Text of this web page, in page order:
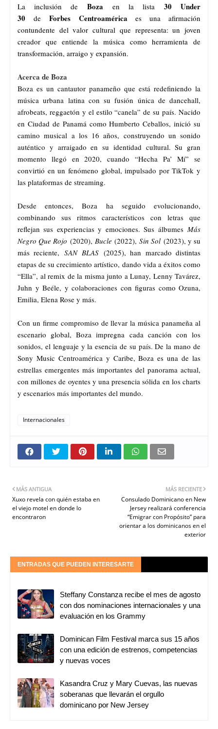
La inclusión de Boza en la lista 30 Under
30 de Forbes Centroamérica es una afirmación
contundente del valor cultural que representa: un joven
creador que entiende la música como herramienta de
transformación, arraigo y expansión.
Acerca de Boza
Boza es un cantautor panameño que está redefiniendo la
música urbana latina con su fusión única de dancehall,
afrobeats, reggaetón y el estilo “canela” de su país. Nacido
en Ciudad de Panamá como Humberto Ceballos, inició su
camino musical a los 16 años, construyendo un sonido
auténtico y arraigado en su identidad cultural. Su gran
momento llegó en 2020, cuando “Hecha Pa’ Mí” se
convirtió en un fenómeno global, impulsado por TikTok y
las plataformas de streaming.
Desde entonces, Boza ha seguido evolucionando,
combinando sus ritmos característicos con letras que
reflejan sus experiencias y emociones. Sus álbumes Más
Negro Que Rojo (2020), Bucle (2022),Sin Sol (2023), y su
más reciente, SAN BLAS (2025), han marcado distintas
etapas de su crecimiento artístico, dando vida a éxitos como
“Ella”, al remix de la misma junto a Lunay, Lenny Tavárez,
Juhn y Beéle, y colaboraciones con figuras como Ozuna,
Emilia, Elena Rose y más.
Con un firme compromiso de llevar la música panameña al
escenario global, Boza impregna cada canción con los
sonidos, el lenguaje y la esencia de su país. De la mano de
Sony Music Centroamérica y Caribe, Boza es una de las
estrellas emergentes más importantes del panorama actual,
con millones de oyentes y una presencia sólida en los charts
y escenarios más importantes del mundo.
Internacionales
MÁS RECIENTE
Consulado Dominicano en New
Jersey realizará conferencia
“Emigrar con Propósito” para
orientar a los dominicanos en el
exterior
MÁS ANTIGUA
Xuxo revela con quién estaba en
el viejo motel en donde lo
encontraron
ENTRADAS QUE PUEDEN INTERESARTE
Steffany Constanza recibe el mes de agosto
con dos nominaciones internacionales y una
evaluación en los Grammy
Dominican Film Festival marca sus 15 años
con una edición de estrenos, competencias
y nuevas voces
Kasandra Cruz y Mary Cuevas, las nuevas
soberanas que llevarán el orgullo
dominicano por New Jersey